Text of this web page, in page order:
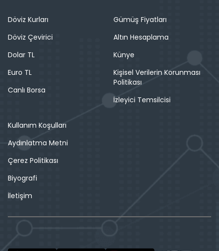
Döviz Kurları
Döviz Çevirici
Dolar TL
Euro TL
Canlı Borsa
Gümüş Fiyatları
Altın Hesaplama
Künye
Kişisel Verilerin Korunması
Politikası
İzleyici Temsilcisi
Kullanım Koşulları
Aydınlatma Metni
Çerez Politikası
Biyografi
İletişim